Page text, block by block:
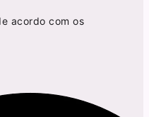
acordo com os